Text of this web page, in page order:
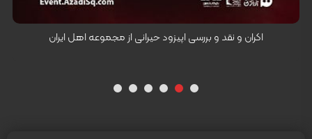
کارگردان: رضا محبی
اکران و نقد و بررسی اپیزود حیرانی از مجموعه اهل ایران